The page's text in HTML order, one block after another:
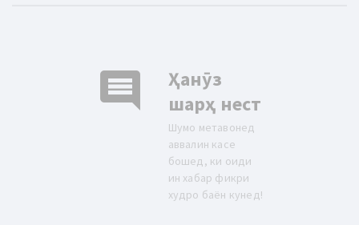
comment
Ҳанӯз
шарҳ нест
Шумо метавонед
аввалин касе
бошед, ки оиди
ин хабар фикри
худро баён кунед!